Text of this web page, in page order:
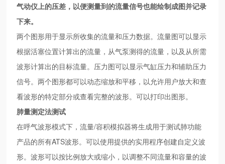
气动仪上的压差，以便测量到的流量信号也能绘制成图并记录
下来。
两个图形用于显示所收集的流量和压力数据。流量图可以显示
根据活塞位置计算出的流量，从气泵测得的流量，以及从所需
波形计算出的目标流量。压力图可以显示气缸压力和辅助压力
信号。两个图形都可以动态缩放和平移，以允许用户放大和查
看波形的特定部分或查看完整的波形。可以打印出图形。
肺量测定法测试
在呼气波形模式下，流量/容积模拟器将生成用于测试肺功能
产品的所有ATS波形。可以使用提供的实用程序创建自定义波
形。波形可以按比例放大或缩小，以调整不同流量和容量的波